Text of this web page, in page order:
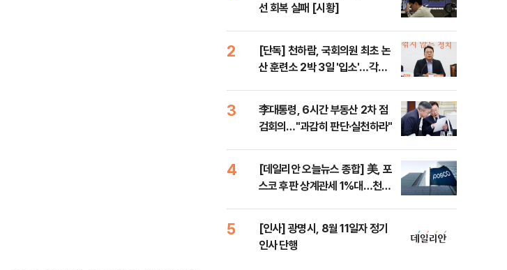
선 회복 실패 [시황]
2
[단독] 천하람, 국회의원 최초 논
산 훈련소 2박 3일 '입소'…각개
3
李대통령, 6시간 부동산 2차 점
검회의…"과감히 판단·실천하라"
4
[데일리안 오늘뉴스 종합] 美, 포
스코 후판 상계관세 1%대…천하
5
[인사] 광명시, 8월 11일자 정기
인사 단행